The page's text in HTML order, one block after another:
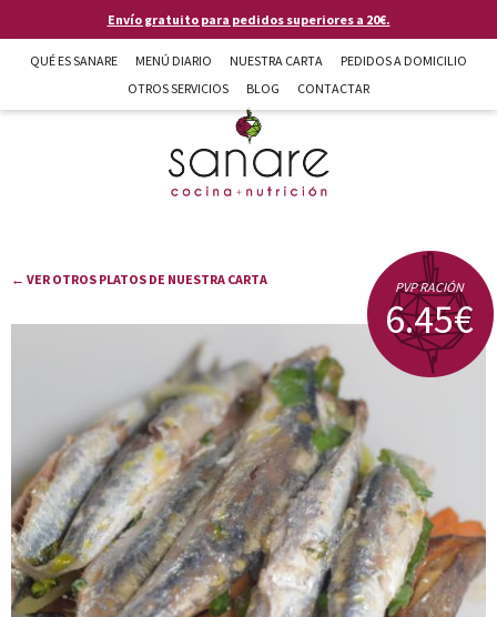
Pasar al contenido principalEnvío gratuito para pedidos superiores a 20€.
QUÉ ES SANARE MENÚ DIARIO NUESTRA CARTA
PEDIDOS A DOMICILIO
OTROS SERVICIOS
BLOG CONTACTAR
Sanare cocina + nutrición en Almería
← VER OTROS PLATOS DE NUESTRA CARTA PVP RACIÓN
6.45€